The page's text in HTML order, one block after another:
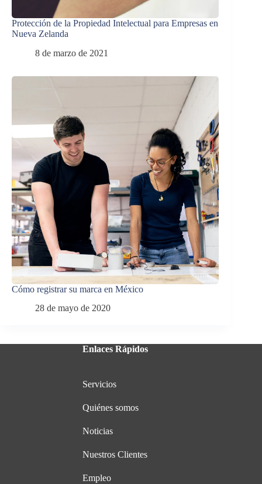
Protección de la Propiedad Intelectual para Empresas en
Nueva Zelanda
8 de marzo de 2021
Cómo registrar su marca en México
28 de mayo de 2020
Enlaces Rápidos
Servicios
Quiénes somos
Noticias
Nuestros Clientes
Empleo